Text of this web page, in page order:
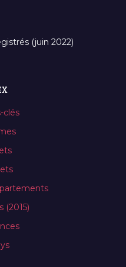
(juin 2022)
clés
(2015)